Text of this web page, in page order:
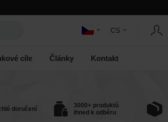
CS
cíle Články Kontakt
doručení
3000+ produktů
ihned k odběru